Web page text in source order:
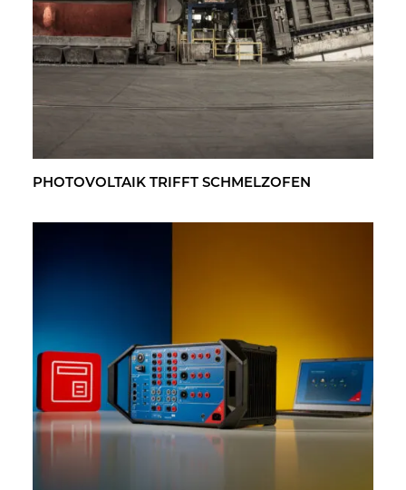
PHO­TO­VOL­TA­IK TRIFFT SCHMELZ­OFEN